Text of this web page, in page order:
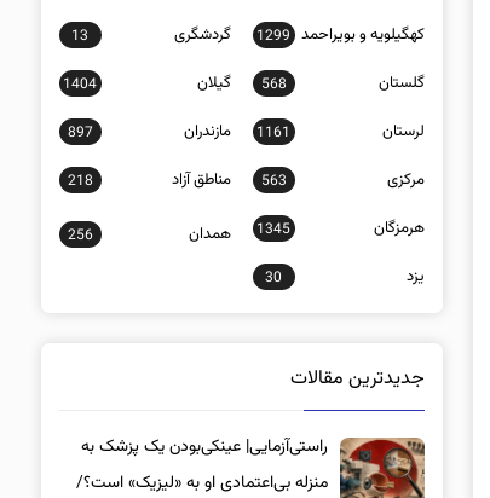
کهگیلویه و بویراحمد 1299 گردشگری 13
گلستان 568 گیلان 1404
لرستان 1161 مازندران 897
مرکزی 563 مناطق آزاد 218
هرمزگان 1345 همدان 256
یزد 30
جدیدترین مقالات
راستی‌آزمایی| عینکی‌بودن یک پزشک به
منزله بی‌اعتمادی او به «لیزیک» است؟/